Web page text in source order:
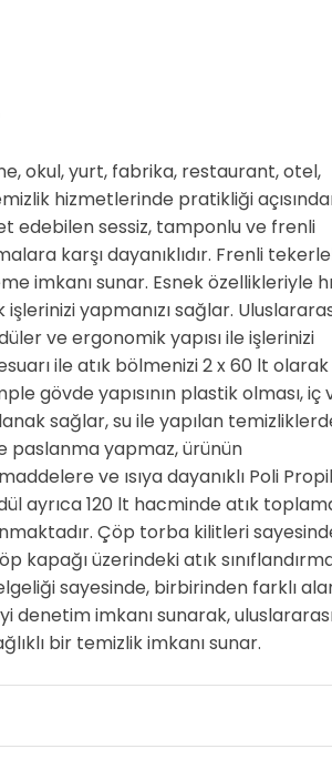
okul, yurt, fabrika, restaurant, otel,
hizmetlerinde pratikliği
edebilen sessiz, tamponlu ve frenli
karşı dayanıklıdır. Frenli
imkanı sunar. Esnek özellikleriyle
yapmanızı sağlar.
ve ergonomik yapısı ile işlerinizi
ile atık bölmenizi 2 x 60 lt olarak
gövde yapısının plastik olması, iç
sağlar, su ile yapılan
paslanma yapmaz, ürünün
ve ısıya dayanıklı Poli
ayrıca 120 lt hacminde atık
Çöp torba kilitleri
kapağı üzerindeki atık
sayesinde, birbirinden farklı
denetim imkanı sunarak,
bir temizlik imkanı sunar.